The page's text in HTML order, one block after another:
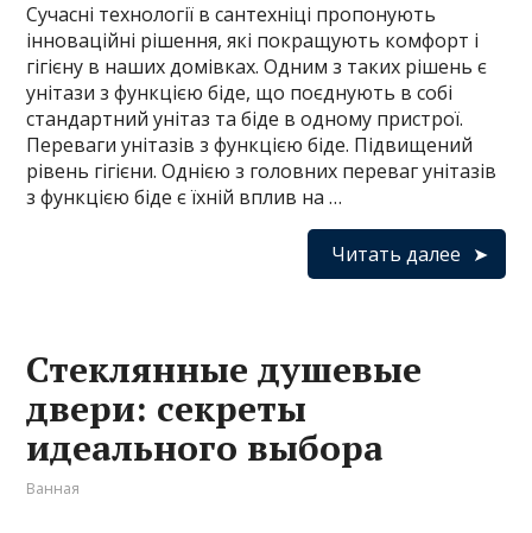
Сучасні технології в сантехніці пропонують
інноваційні рішення, які покращують комфорт і
гігієну в наших домівках. Одним з таких рішень є
унітази з функцією біде, що поєднують в собі
стандартний унітаз та біде в одному пристрої.
Переваги унітазів з функцією біде. Підвищений
рівень гігієни. Однією з головних переваг унітазів
з функцією біде є їхній вплив на …
Читать далее
Стеклянные душевые
двери: секреты
идеального выбора
Ванная